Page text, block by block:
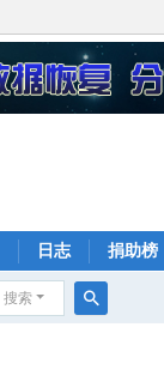
日志 捐助榜
搜索